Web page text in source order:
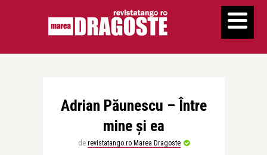
Adrian Păunescu – Între
mine și ea
de revistatango.ro Marea Dragoste